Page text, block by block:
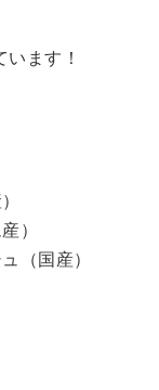
ます！
）
（国産）